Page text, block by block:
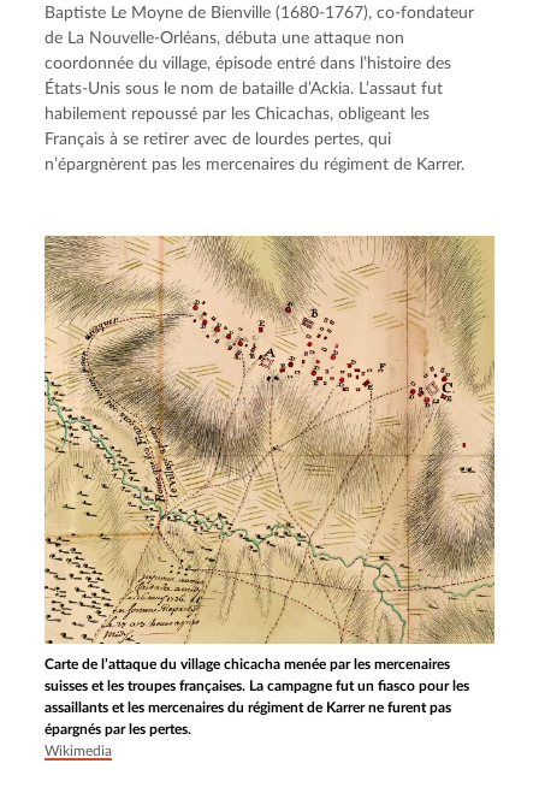
Baptiste Le Moyne de Bienville (1680-1767), co-fondateur
de La Nouvelle-Orléans, débuta une attaque non
coordonnée du village, épisode entré dans l’histoire des
États-Unis sous le nom de bataille d’Ackia. L’assaut fut
habilement repoussé par les Chicachas, obligeant les
Français à se retirer avec de lourdes pertes, qui
n’épargnèrent pas les mercenaires du régiment de Karrer.
Carte de l’attaque du village chicacha menée par les mercenaires
suisses et les troupes françaises. La campagne fut un fiasco pour les
assaillants et les mercenaires du régiment de Karrer ne furent pas
épargnés par les pertes.
Wikimedia